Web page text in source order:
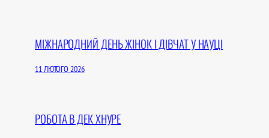
МІЖНАРОДНИЙ ДЕНЬ ЖІНОК І ДІВЧАТ У НАУЦІ
11 ЛЮТОГО 2026
РОБОТА В ДЕК ХНУРЕ